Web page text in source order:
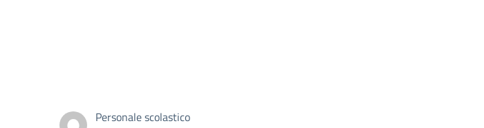
Personale scolastico